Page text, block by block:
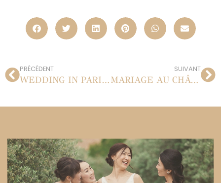
PRÉCÉDENT
WEDDING IN PARIS | MAGGIE + RENÉ | 12.04.2013
SUIVANT
MARIAGE AU CHÂTEAU MONTGOBERT